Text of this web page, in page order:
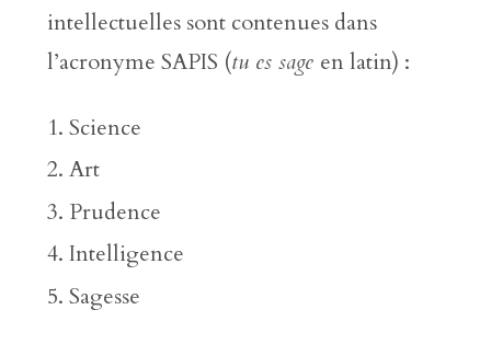
intellectuelles sont contenues dans
l’acronyme SAPIS (tu es sage en latin) :
Science
Art
Prudence
Intelligence
Sagesse